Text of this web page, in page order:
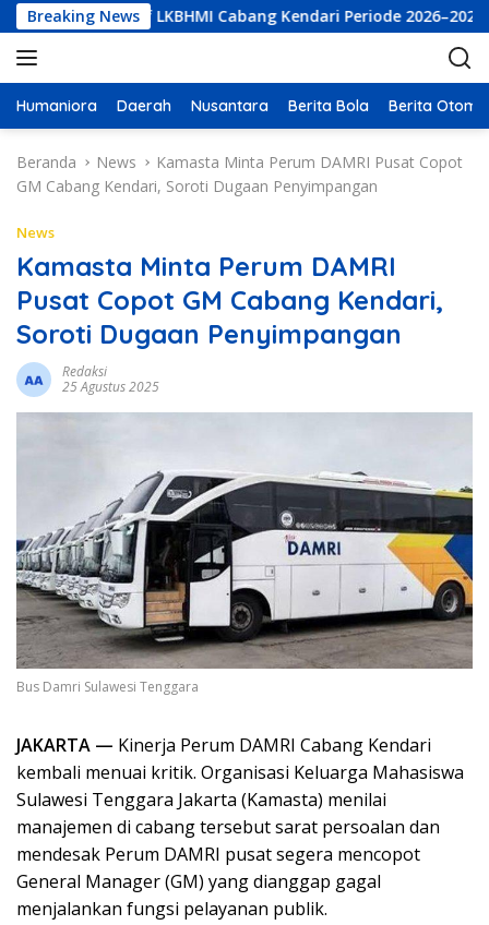
a
g
u
Breaking News
Eksekutif LKBHMI Cabang Kendari Periode 2026–2027
Humaniora Daerah Nusantara Berita Bola Berita
Beranda News
Kamasta Minta Perum DAMRI Pusat Copot
GM Cabang Kendari, Soroti Dugaan Penyimpangan
News
Kamasta Minta Perum DAMRI
Pusat Copot GM Cabang Kendari,
Soroti Dugaan Penyimpangan
Redaksi
25 Agustus 2025
Bus Damri Sulawesi Tenggara
JAKARTA — Kinerja Perum DAMRI Cabang Kendari
kembali menuai kritik. Organisasi Keluarga Mahasiswa
Sulawesi Tenggara Jakarta (Kamasta) menilai
manajemen di cabang tersebut sarat persoalan dan
mendesak Perum DAMRI pusat segera mencopot
General Manager (GM) yang dianggap gagal
menjalankan fungsi pelayanan publik.